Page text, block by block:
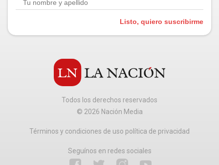
Listo, quiero suscribirme
Todos los derechos reservados
© 2026 Nación Media
Términos y condiciones de uso política de privacidad
Seguínos en redes sociales